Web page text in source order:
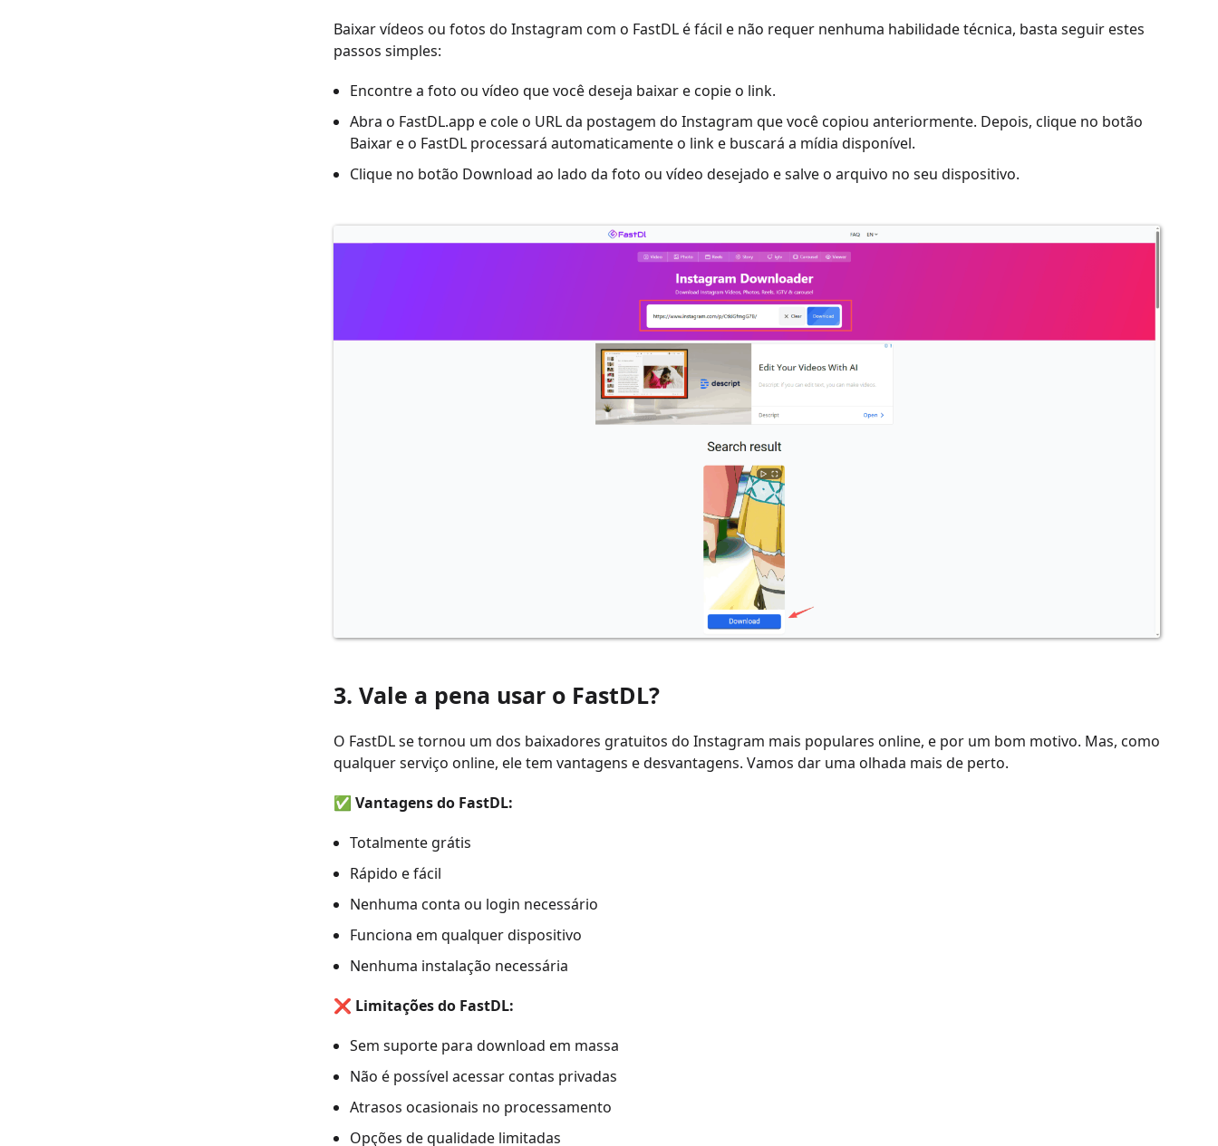
Baixar vídeos ou fotos do Instagram com o FastDL é fácil e não requer nenhuma habilidade técnica, basta seguir estes
passos simples:
Encontre a foto ou vídeo que você deseja baixar e copie o link.
Abra o FastDL.app e cole o URL da postagem do Instagram que você copiou anteriormente. Depois, clique no botão
Baixar e o FastDL processará automaticamente o link e buscará a mídia disponível.
Clique no botão Download ao lado da foto ou vídeo desejado e salve o arquivo no seu dispositivo.
3. Vale a pena usar o FastDL?
O FastDL se tornou um dos baixadores gratuitos do Instagram mais populares online, e por um bom motivo. Mas, como
qualquer serviço online, ele tem vantagens e desvantagens. Vamos dar uma olhada mais de perto.
✅ Vantagens do FastDL:
Totalmente grátis
Rápido e fácil
Nenhuma conta ou login necessário
Funciona em qualquer dispositivo
Nenhuma instalação necessária
❌ Limitações do FastDL:
Sem suporte para download em massa
Não é possível acessar contas privadas
Atrasos ocasionais no processamento
Opções de qualidade limitadas